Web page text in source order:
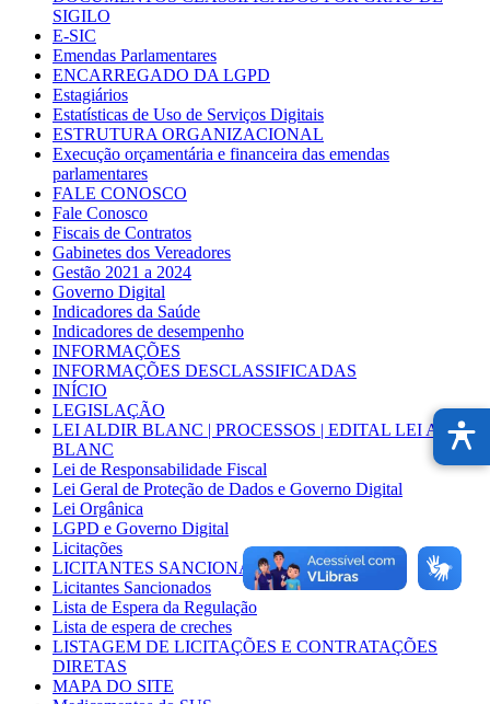
SIGILO
E-SIC
Emendas Parlamentares
ENCARREGADO DA LGPD
Estagiários
Estatísticas de Uso de Serviços Digitais
ESTRUTURA ORGANIZACIONAL
Execução orçamentária e financeira das emendas
parlamentares
FALE CONOSCO
Fale Conosco
Fiscais de Contratos
Gabinetes dos Vereadores
Gestão 2021 a 2024
Governo Digital
Indicadores da Saúde
Indicadores de desempenho
INFORMAÇÕES
INFORMAÇÕES DESCLASSIFICADAS
INÍCIO
LEGISLAÇÃO
LEI ALDIR BLANC | PROCESSOS | EDITAL LEI ALDIR
BLANC
Lei de Responsabilidade Fiscal
Lei Geral de Proteção de Dados e Governo Digital
Lei Orgânica
LGPD e Governo Digital
Licitações
LICITANTES SANCIONADOS
Licitantes Sancionados
Lista de Espera da Regulação
Lista de espera de creches
LISTAGEM DE LICITAÇÕES E CONTRATAÇÕES
DIRETAS
MAPA DO SITE